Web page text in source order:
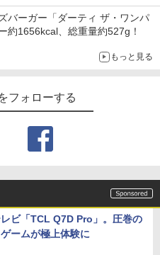
バーガー「ダーティ ザ・ワンパ
約1656kcal、総重量約527g！
もっと見る
フォローする
ビ「TCL Q7D Pro」。圧巻の
ームが極上体験に